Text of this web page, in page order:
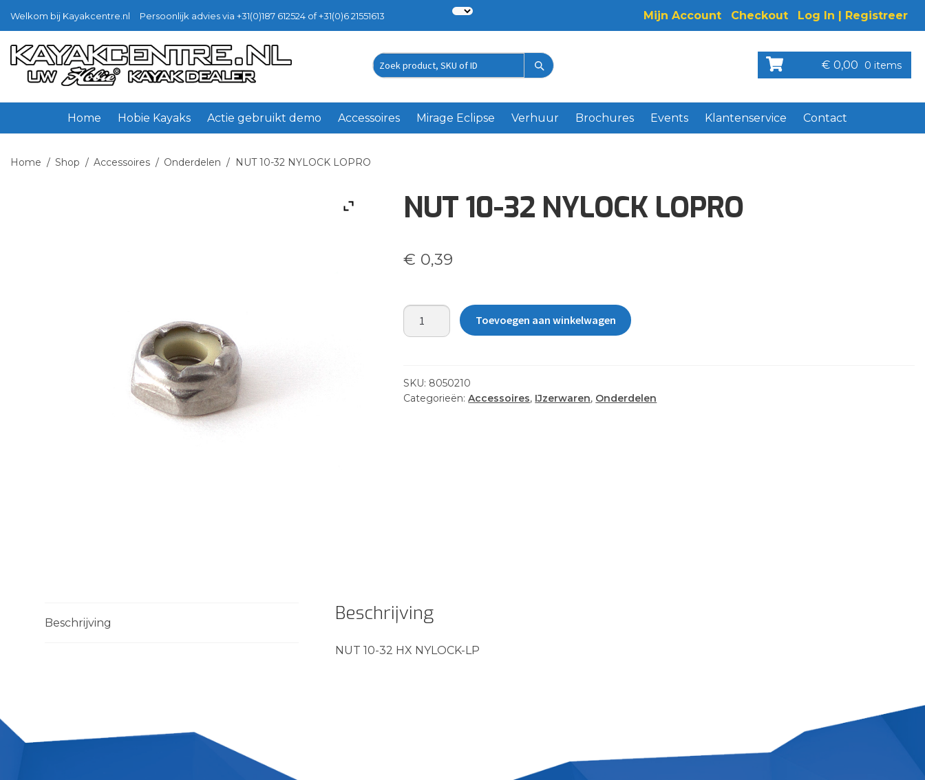
Welkom bij Kayakcentre.nl Persoonlijk advies via +31(0)187 612524 of +31(0)6 21551613 Mijn Account Checkout Log In | Registreer
Ga
door
naar
navigatie
Ga
naar
inhoud
Zoek
€ 0,00 0 items
Home Hobie Kayaks Actie gebruikt demo Accessoires Mirage Eclipse Verhuur Brochures Events Klantenservice Contact
Home / Shop / Accessoires / Onderdelen / NUT 10-32 NYLOCK LOPRO
NUT 10-32 NYLOCK LOPRO
€ 0,39
NUT
10-
LOPRO
aantal
Toevoegen aan winkelwagen
SKU: 8050210
Categorieën:Accessoires, IJzerwaren, Onderdelen
Beschrijving Beschrijving
NUT 10-32 HX NYLOCK-LP